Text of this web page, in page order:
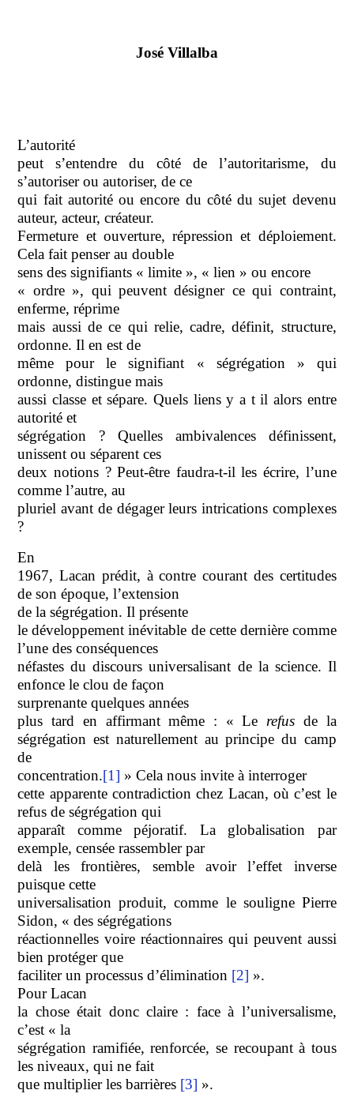
José Villalba
L’autorité
peut s’entendre du côté de l’autoritarisme, du
s’autoriser ou autoriser, de ce
qui fait autorité ou encore du côté du sujet devenu
auteur, acteur, créateur.
Fermeture et ouverture, répression et déploiement.
Cela fait penser au double
sens des signifiants « limite », « lien » ou encore
« ordre », qui peuvent désigner ce qui contraint,
enferme, réprime
mais aussi de ce qui relie, cadre, définit, structure,
ordonne. Il en est de
même pour le signifiant « ségrégation » qui
ordonne, distingue mais
aussi classe et sépare. Quels liens y a t il alors entre
autorité et
ségrégation ? Quelles ambivalences définissent,
unissent ou séparent ces
deux notions ? Peut-être faudra-t-il les écrire, l’une
comme l’autre, au
pluriel avant de dégager leurs intrications complexes
?
En
1967, Lacan prédit, à contre courant des certitudes
de son époque, l’extension
de la ségrégation.Ilprésente
le développement inévitable de cette dernière comme
l’une des conséquences
néfastes du discours universalisant de la science. Il
enfonce le clou de façon
surprenantequelques années
plus tard en affirmant même : « Le refus de la
ségrégation est naturellement au principe du camp
de
concentration.[1] » Cela nous invite à interroger
cette apparente contradiction chez Lacan, où c’est le
refus de ségrégation qui
apparaît comme péjoratif. La globalisation par
exemple, censée rassembler par
delà les frontières, semble avoir l’effet inverse
puisque cette
universalisation produit, comme le souligne Pierre
Sidon, « des ségrégations
réactionnelles voire réactionnaires qui peuvent aussi
bien protéger que
faciliter un processus d’élimination [2] ».
PourLacan
la chose était donc claire : face à l’universalisme,
c’est « la
ségrégation ramifiée, renforcée, se recoupant à tous
les niveaux, qui ne fait
que multiplier les barrières [3] ».